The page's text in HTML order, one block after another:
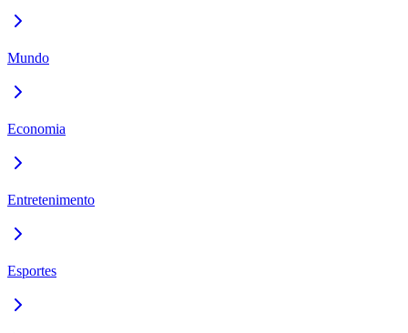
Mundo
Economia
Entretenimento
Esportes